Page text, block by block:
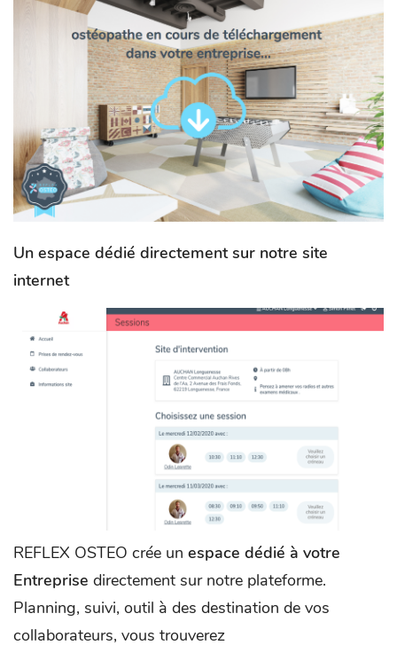
Un espace dédié directement sur notre site
internet
REFLEX OSTEO crée un espace dédié à votre
Entreprise directement sur notre plateforme.
Planning, suivi, outil à des destination de vos
collaborateurs, vous trouverez